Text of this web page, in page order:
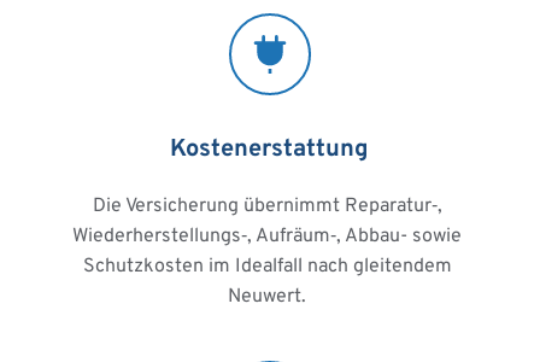
Kostenerstattung
Die Versicherung übernimmt Reparatur‑,
Wiederherstellungs‑, Aufräum‑, Abbau- sowie
Schutzkosten im Idealfall nach gleitendem
Neuwert.